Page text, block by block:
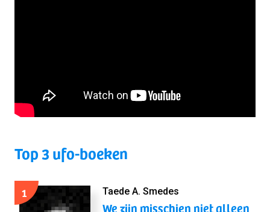
Top 3 ufo-boeken
1 Taede A. Smedes
We zijn misschien niet alleen